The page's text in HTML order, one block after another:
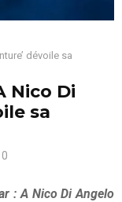
dévoile sa
Nico Di
sa
0
: A Nico Di Angelo